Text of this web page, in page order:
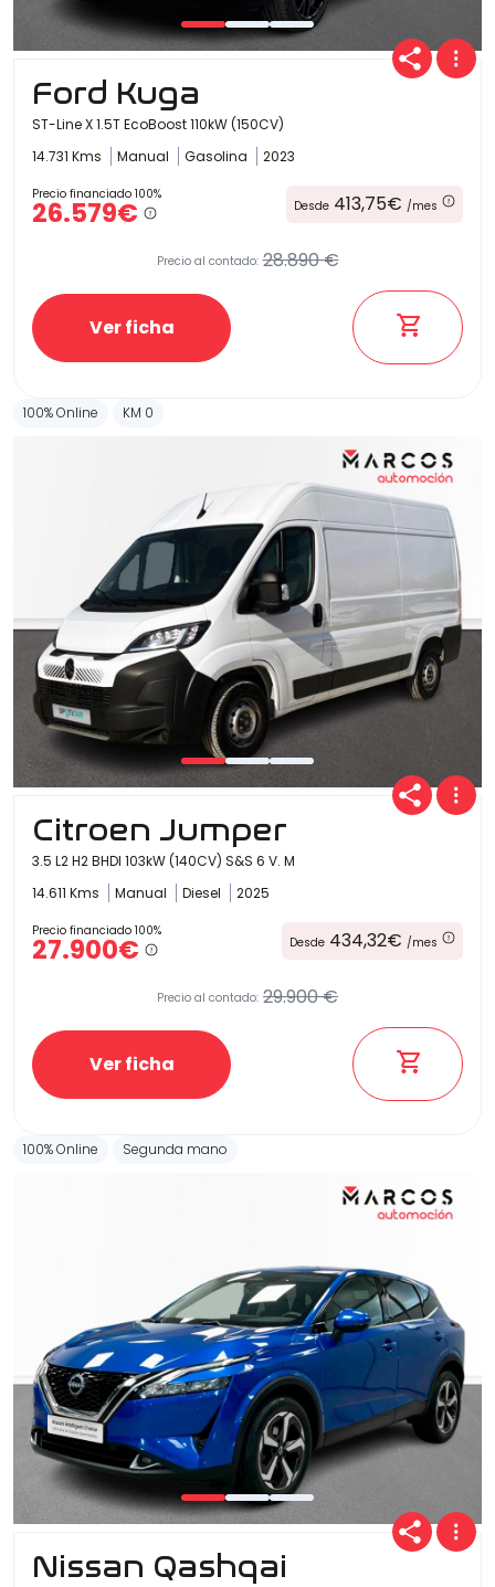
Ford Kuga
ST-Line X 1.5T EcoBoost 110kW (150CV)
14.731 Kms
Manual Gasolina 2023
Precio financiado 100%
26.579€ Desde 413,75€ /mes
Precio al contado: 28.890 €
Ver ficha
100% Online KM 0
Citroen Jumper
3.5 L2 H2 BHDI 103kW (140CV) S&S 6 V. M
14.611 Kms
Manual Diesel 2025
Precio financiado 100%
27.900€ Desde 434,32€ /mes
Precio al contado: 29.900 €
Ver ficha
100% Online Segunda mano
Nissan Qashqai